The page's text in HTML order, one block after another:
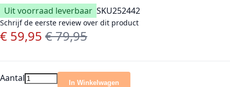
Uit voorraad leverbaar SKU252442
Schrijf de eerste review over dit product
Speciale prijs
€ 59,95 Normale prijs
€ 79,95
Aantal In Winkelwagen